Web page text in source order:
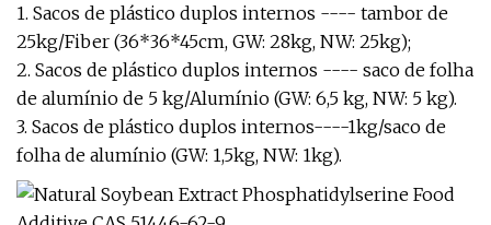
1. Sacos de plástico duplos internos ---- tambor de
25kg/Fiber (36*36*45cm, GW: 28kg, NW: 25kg);
2. Sacos de plástico duplos internos ---- saco de folha
de alumínio de 5 kg/Alumínio (GW: 6,5 kg, NW: 5 kg).
3. Sacos de plástico duplos internos----1kg/saco de
folha de alumínio (GW: 1,5kg, NW: 1kg).